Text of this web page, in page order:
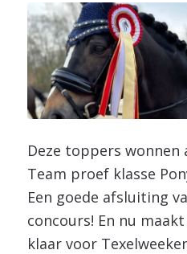
Deze toppers wonnen
Team proef klasse
Een goede afsluiting
concours! En nu
klaar voor